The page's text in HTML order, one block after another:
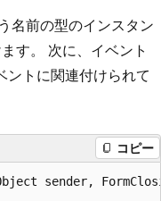
名前の型のインスタン
す。 次に、イベント
ントに関連付けられて
コピー
sender,